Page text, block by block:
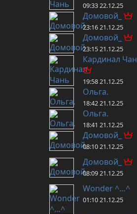
09:33 22.12.25
Домовой_
23:16 21.12.25
Домовой_
23:15 21.12.25
Кардинал
19:58 21.12.25
Ольга.
18:42 21.12.25
Ольга.
18:41 21.12.25
Домовой_
08:10 21.12.25
Домовой_
08:09 21.12.25
Wonder ^…^
01:10 21.12.25